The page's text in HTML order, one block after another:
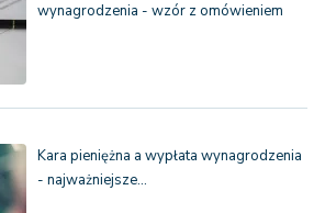
wynagrodzenia - wzór z omówieniem
Kara pieniężna a wypłata wynagrodzenia
- najważniejsze…